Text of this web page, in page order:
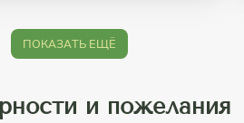
ПОКАЗАТЬ ЕЩЁ
и пожелания